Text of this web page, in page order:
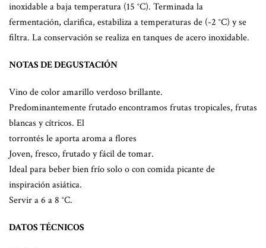
inoxidable a baja temperatura (15 °C). Terminada la
fermentación, clarifica, estabiliza a temperaturas de (-2 °C) y se
filtra. La conservación se realiza en tanques de acero inoxidable.
NOTAS DE DEGUSTACIÓN
Vino de color amarillo verdoso brillante.
Predominantemente frutado encontramos frutas tropicales, frutas
blancas y cítricos. El
torrontés le aporta aroma a flores
Joven, fresco, frutado y fácil de tomar.
Ideal para beber bien frío solo o con comida picante de
inspiración asiática.
Servir a 6 a 8 °C.
DATOS TÉCNICOS